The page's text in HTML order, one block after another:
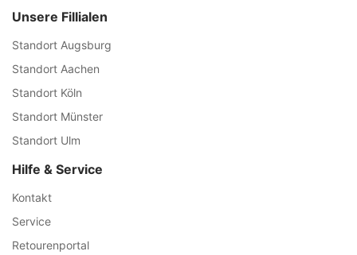
Unsere Fillialen
Standort Augsburg
Standort Aachen
Standort Köln
Standort Münster
Standort Ulm
Hilfe & Service
Kontakt
Service
Retourenportal